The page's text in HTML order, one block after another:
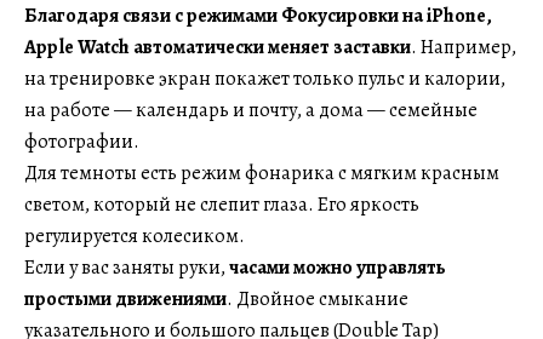
Благодаря связи с режимами Фокусировки на iPhone,
Apple Watch автоматически меняет заставки. Например,
на тренировке экран покажет только пульс и калории,
на работе — календарь и почту, а дома — семейные
фотографии.
Для темноты есть режим фонарика с мягким красным
светом, который не слепит глаза. Его яркость
регулируется колесиком.
Если у вас заняты руки,часами можно управлять
простыми движениями. Двойное смыкание
указательного и большого пальцев (Double Tap)